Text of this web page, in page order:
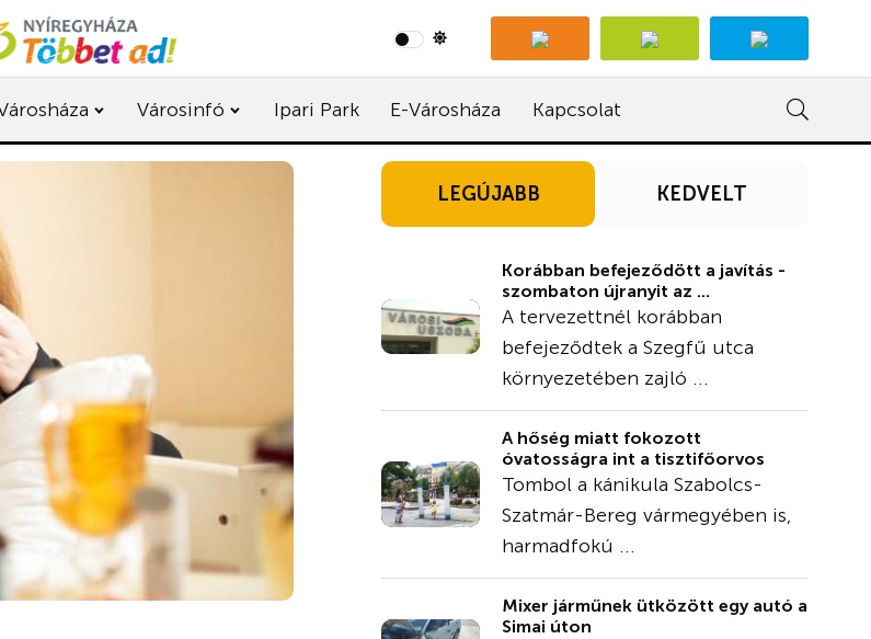
Városinfó Ipari Park E-Városháza Kapcsolat
LEGÚJABB KEDVELT
Korábban befejeződött a javítás -
szombaton újranyit az ...
A tervezettnél korábban
befejeződtek a Szegfű utca
környezetében zajló ...
A hőség miatt fokozott
óvatosságra int a tisztifőorvos
Tombol a kánikula Szabolcs-
Szatmár-Bereg vármegyében is,
harmadfokú ...
Mixer járműnek ütközött egy autó a
Simai úton